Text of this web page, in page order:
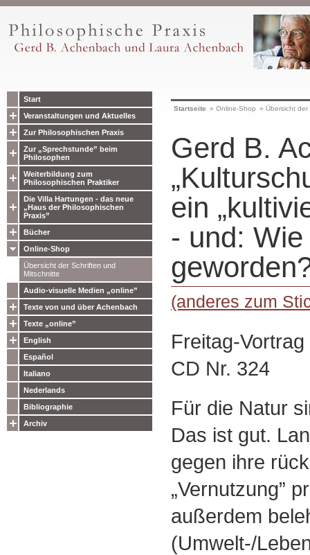
Start
Veranstaltungen und Aktuelles
Zur Philosophischen Praxis
Zur „Sprechstunde” beim
Philosophen
Weiterbildung zum
Philosophischen Praktiker
Die Villa Hartungen - das neue
„Haus der Philosophischen
Praxis”
Bücher
Online-Shop
Übersicht der Schriften und
Mitschnitte
Audio-visuelle Medien „online”
Texte von und über Achenbach
Texte „online”
English
Español
Italiano
Nederlands
Bibliographie
Archiv
Startseite » Online-Shop » Übersicht
Gerd B.
ein
- und:
(anderes zum
Freitag-
CD Nr. 324
Für die Natur
Das ist gut.
gegen ihre
„Vernutzung”
außerdem
(Umwelt-/